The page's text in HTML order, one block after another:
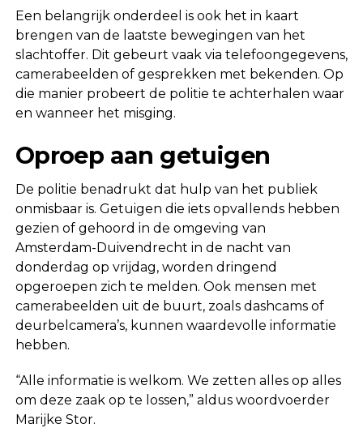
Een belangrijk onderdeel is ook het in kaart
brengen van de laatste bewegingen van het
slachtoffer. Dit gebeurt vaak via telefoongegevens,
camerabeelden of gesprekken met bekenden. Op
die manier probeert de politie te achterhalen waar
en wanneer het misging.
Oproep aan getuigen
De politie benadrukt dat hulp van het publiek
onmisbaar is. Getuigen die iets opvallends hebben
gezien of gehoord in de omgeving van
Amsterdam-Duivendrecht in de nacht van
donderdag op vrijdag, worden dringend
opgeroepen zich te melden. Ook mensen met
camerabeelden uit de buurt, zoals dashcams of
deurbelcamera’s, kunnen waardevolle informatie
hebben.
“Alle informatie is welkom. We zetten alles op alles
om deze zaak op te lossen,” aldus woordvoerder
Marijke Stor.